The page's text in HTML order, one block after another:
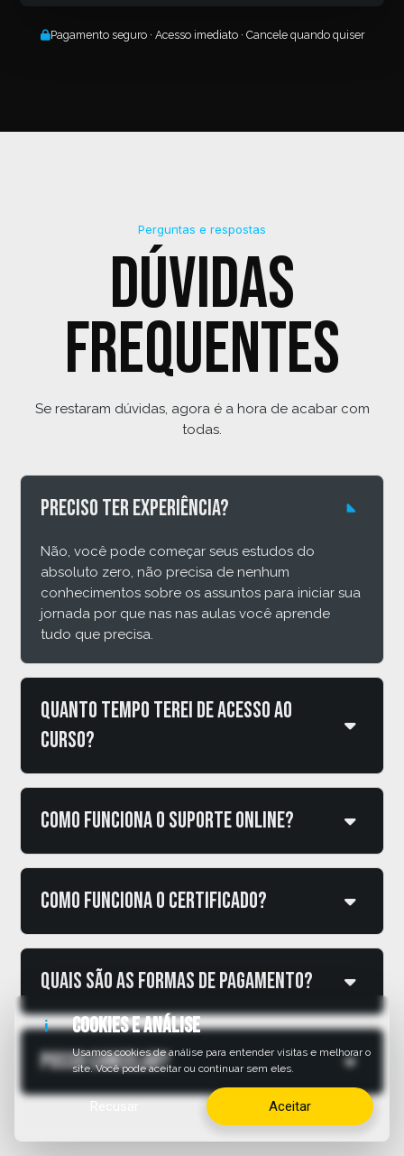
Pagamento seguro · Acesso imediato · Cancele quando quiser
Perguntas e respostas
Dúvidas
frequentes
Se restaram dúvidas, agora é a hora de acabar com
todas.
Preciso ter experiência?
Não, você pode começar seus estudos do
absoluto zero, não precisa de nenhum
conhecimentos sobre os assuntos para iniciar sua
jornada por que nas nas aulas você aprende
tudo que precisa.
Quanto tempo terei de acesso ao
curso?
Como funciona o suporte online?
Como funciona o certificado?
Quais são as formas de pagamento?
Posso cancelar?
i Cookies e análise
Usamos cookies de análise para entender visitas e melhorar o
site. Você pode aceitar ou continuar sem eles.
Recusar Aceitar